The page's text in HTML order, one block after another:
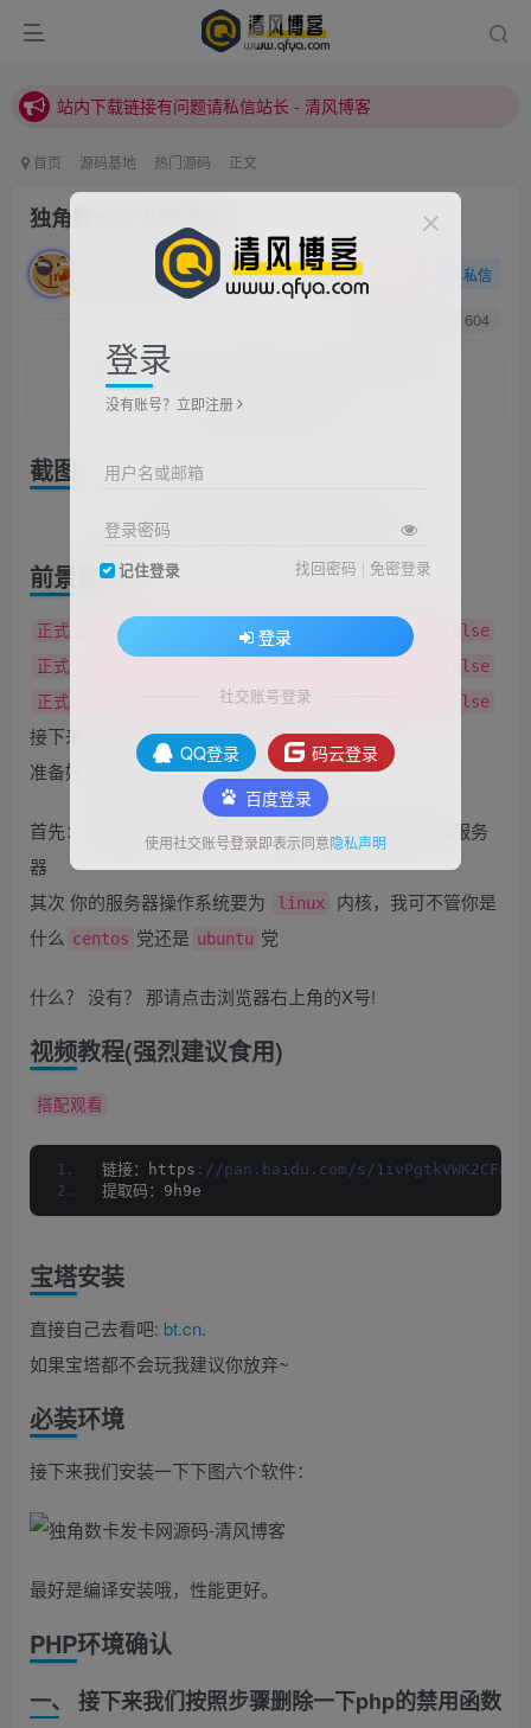
站内下载链接有问题请私信站长 - 清风博客
站内下载链接有问题请私信站长 - 清风博客
首页 源码基地 热门源码 正文
独角数卡发卡网源码
2022/3/13/ 16:12更新
私信
604
Whatever I believed, I did; and whatever I did, I did with
my whole heart and mind.
凡是我相信的，我都做了；凡是我做了的事，都是全身心地投入去做的
截图
前景概要
正式上线后一定要将.env配置里面的APP_DEBUG设置为false
正式上线后一定要将.env配置里面的APP_DEBUG设置为false
正式上线后一定要将.env配置里面的APP_DEBUG设置为false
接下来又到了最无脑的宝塔安装时间！
准备好了奥，奥利给！
首先： 你需要一台内存 512M 或以上为最佳的vps或云服务
器
其次 你的服务器操作系统要为
linux
内核，我可不管你是
什么 centos 党还是 ubuntu 党
什么？ 没有？ 那请点击浏览器右上角的X号!
视频教程(强烈建议食用)
搭配观看
链接：https ://pan.baidu.com/s/
提取码：9h9e
宝塔安装
直接自己去看吧: bt.cn.
如果宝塔都不会玩我建议你放弃~
必装环境
接下来我们安装一下下图六个软件：
最好是编译安装哦，性能更好。
PHP环境确认
一、 接下来我们按照步骤删除一下php的禁用函数
登录
没有账号？立即注册
用户名或邮箱
登录密码
记住登录 找回密码 | 免密登录
登录
社交账号登录
QQ登录
码云登录
百度登录
使用社交账号登录即表示同意隐私声明